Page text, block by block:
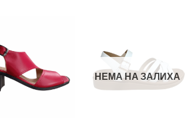
НЕМА НА ЗАЛИХА